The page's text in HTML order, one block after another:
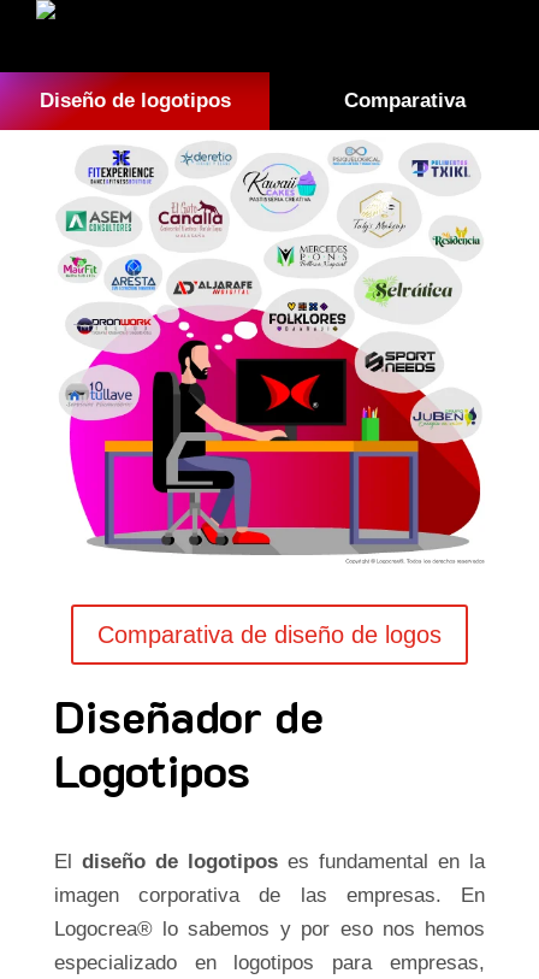
Diseño de logotipos Comparativa
Comparativa de diseño de logos
Diseñador de
Logotipos
El diseño de logotiposes fundamental en la
imagen corporativa de las empresas. En
Logocrea® lo sabemos y por eso nos hemos
especializado en logotipos para empresas,